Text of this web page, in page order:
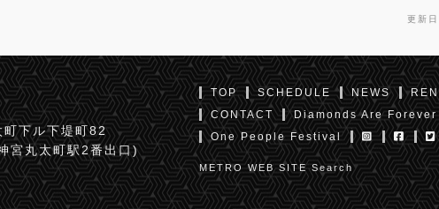
更新
町下ル下堤町82
宮丸太町駅2番出口)
TOP SCHEDULE NEWS
CONTACT
Diamonds Are Forever
One People Festival
METRO WEB SITE Search